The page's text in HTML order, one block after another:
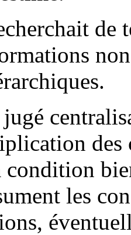
de
des
condition
les